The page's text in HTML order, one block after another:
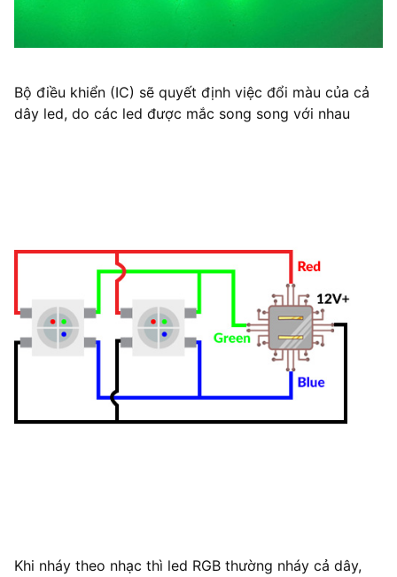
Bộ điều khiển (IC) sẽ quyết định việc đổi màu của cả
dây led, do các led được mắc song song với nhau
Khi nháy theo nhạc thì led RGB thường nháy cả dây,